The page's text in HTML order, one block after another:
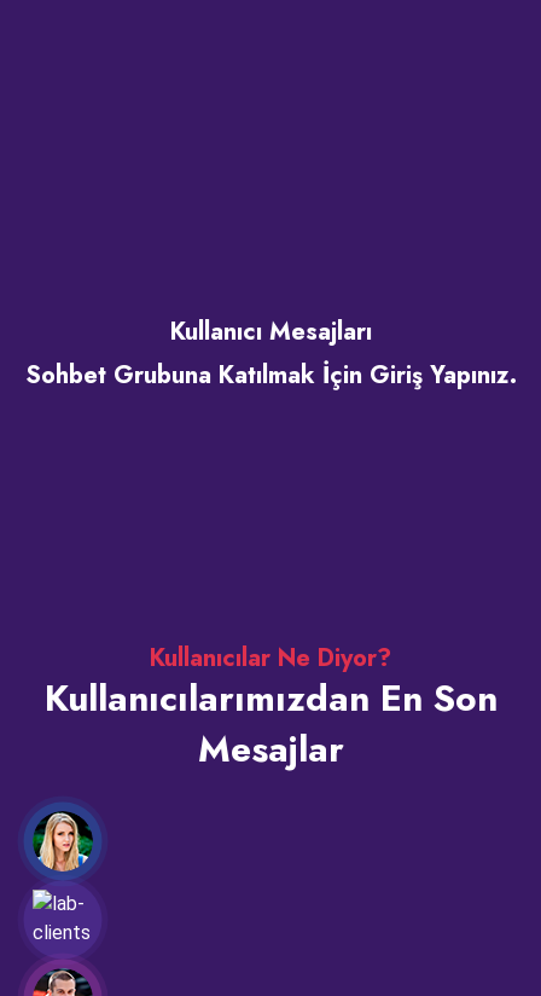
Kullanıcı Mesajları
Sohbet Grubuna Katılmak İçin Giriş Yapınız.
Kullanıcılar Ne Diyor?
Kullanıcılarımızdan En Son
Mesajlar